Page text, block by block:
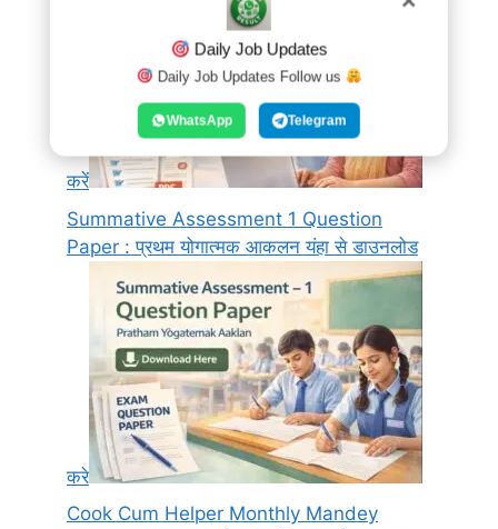
करें
Summative Assessment 1 Question
Paper : प्रथम योगात्मक आकलन यंहा से डाउनलोड
करे
Cook Cum Helper Monthly Mandey
Daily Job Updates
Daily Job Updates Follow us
WhatsApp Telegram